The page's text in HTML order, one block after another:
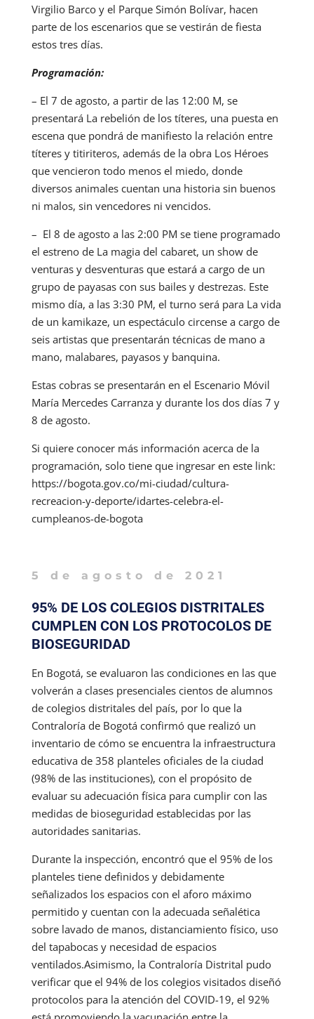
Virgilio Barco y el Parque Simón Bolívar, hacen
parte de los escenarios que se vestirán de fiesta
estos tres días.
Programación:
– El 7 de agosto, a partir de las 12:00 M, se
presentará La rebelión de los títeres, una puesta en
escena que pondrá de manifiesto la relación entre
títeres y titiriteros, además de la obra Los Héroes
que vencieron todo menos el miedo, donde
diversos animales cuentan una historia sin buenos
ni malos, sin vencedores ni vencidos.
– El 8 de agosto a las 2:00 PM se tiene programado
el estreno de La magia del cabaret, un show de
venturas y desventuras que estará a cargo de un
grupo de payasas con sus bailes y destrezas. Este
mismo día, a las 3:30 PM, el turno será para La vida
de un kamikaze, un espectáculo circense a cargo de
seis artistas que presentarán técnicas de mano a
mano, malabares, payasos y banquina.
Estas cobras se presentarán en el Escenario Móvil
María Mercedes Carranza y durante los dos días 7 y
8 de agosto.
Si quiere conocer más información acerca de la
programación, solo tiene que ingresar en este link:
https://bogota.gov.co/mi-ciudad/cultura-
recreacion-y-deporte/idartes-celebra-el-
cumpleanos-de-bogota
5 de agosto de 2021
95% DE LOS COLEGIOS DISTRITALES
CUMPLEN CON LOS PROTOCOLOS DE
BIOSEGURIDAD
En Bogotá, se evaluaron las condiciones en las que
volverán a clases presenciales cientos de alumnos
de colegios distritales del país, por lo que la
Contraloría de Bogotá confirmó que realizó un
inventario de cómo se encuentra la infraestructura
educativa de 358 planteles oficiales de la ciudad
(98% de las instituciones), con el propósito de
evaluar su adecuación física para cumplir con las
medidas de bioseguridad establecidas por las
autoridades sanitarias.
Durante la inspección, encontró que el 95% de los
planteles tiene definidos y debidamente
señalizados los espacios con el aforo máximo
permitido y cuentan con la adecuada señalética
sobre lavado de manos, distanciamiento físico, uso
del tapabocas y necesidad de espacios
ventilados.Asimismo, la Contraloría Distrital pudo
verificar que el 94% de los colegios visitados diseñó
protocolos para la atención del COVID-19, el 92%